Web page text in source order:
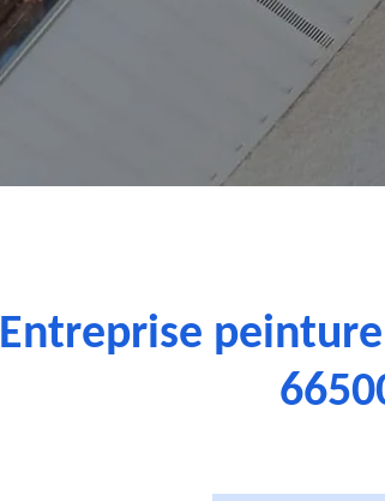
Entreprise